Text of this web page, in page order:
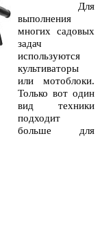
Для
выполнения
многих садовых
задач
используются
культиваторы
или мотоблоки.
Только вот один
вид техники
подходит
больше для